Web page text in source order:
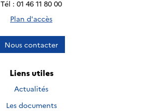
Tél : 01 46 11 80 00
Plan d'accès
Nous contacter
Liens utiles
Actualités
Les documents